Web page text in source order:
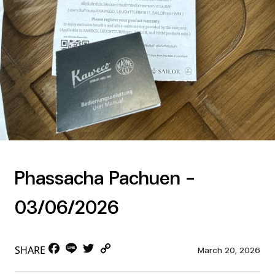
Phassacha Pachuen –
03/06/2026
SHARE Facebook
Line Twitter March 20, 2026